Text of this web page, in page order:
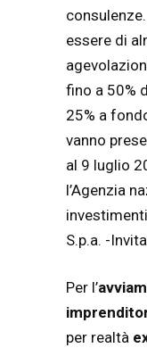
essere di
fino a 50%
25% a
vanno
al 9 luglio
l’Agenzia
S.p.a. -
Per l’
per realtà